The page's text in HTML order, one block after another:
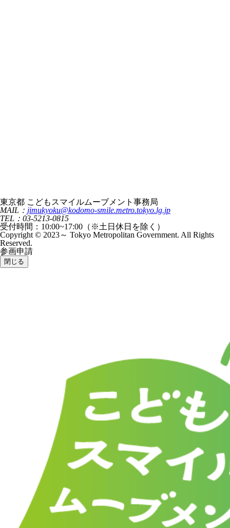
東京都 こどもスマイルムーブメント事務局
MAIL： jimukyoku@kodomo-smile.metro.tokyo.lg.jp
TEL：03-5213-0815
受付時間：10:00~17:00（※土日休日を除く）
Copyright © 2023～ Tokyo Metropolitan Government. All Rights
Reserved.
参画申請
閉じる